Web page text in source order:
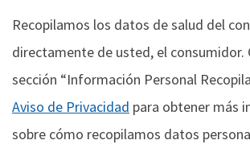
Recopilamos los datos de salud del
directamente de usted, el consumidor.
sección “Información Personal
Aviso de Privacidad para obtener más
sobre cómo recopilamos datos